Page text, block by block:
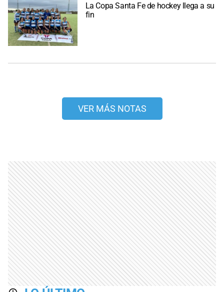
La Copa Santa Fe de hockey llega a su
fin
VER MÁS NOTAS